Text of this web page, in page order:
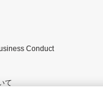
Conduct
て